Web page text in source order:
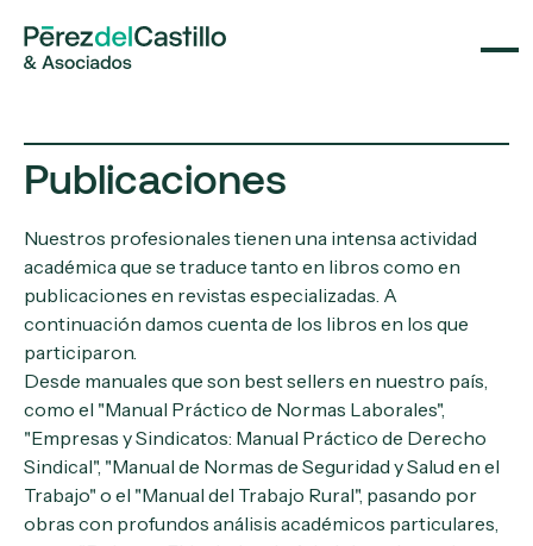
Publicaciones
Nuestros profesionales tienen una intensa actividad
académica que se traduce tanto en libros como en
publicaciones en revistas especializadas. A
continuación damos cuenta de los libros en los que
participaron.
Desde manuales que son best sellers en nuestro país,
como el "Manual Práctico de Normas Laborales",
"Empresas y Sindicatos: Manual Práctico de Derecho
Sindical", "Manual de Normas de Seguridad y Salud en el
Trabajo" o el "Manual del Trabajo Rural", pasando por
obras con profundos análisis académicos particulares,